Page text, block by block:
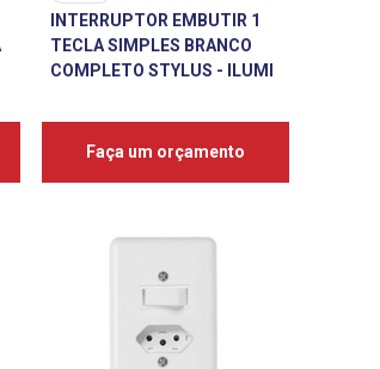
INTERRUPTOR EMBUTIR 1
TECLA SIMPLES BRANCO
COMPLETO STYLUS - ILUMI
Faça um orçamento